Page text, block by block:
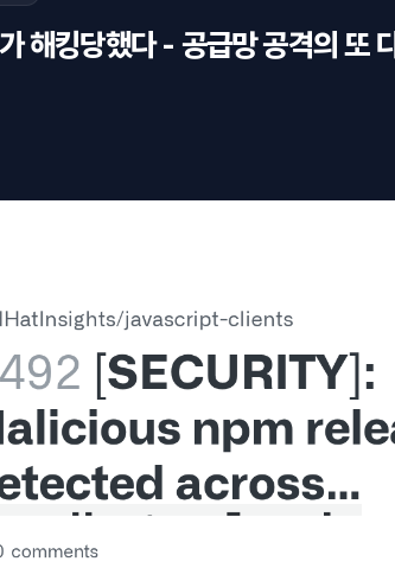
해킹당했다 - 공급망 공격의 또